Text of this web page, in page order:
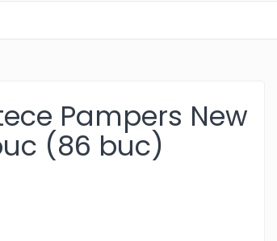
Pampers New
(86 buc)